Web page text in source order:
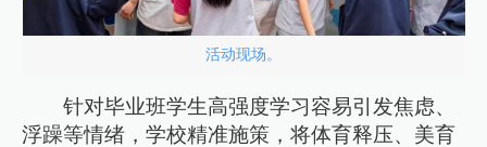
活动现场。
针对毕业班学生高强度学习容易引发焦虑、
浮躁等情绪，学校精准施策，将体育释压、美育